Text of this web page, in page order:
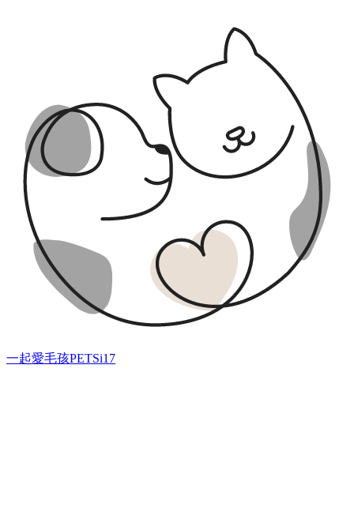
一起愛毛孩PETSi17